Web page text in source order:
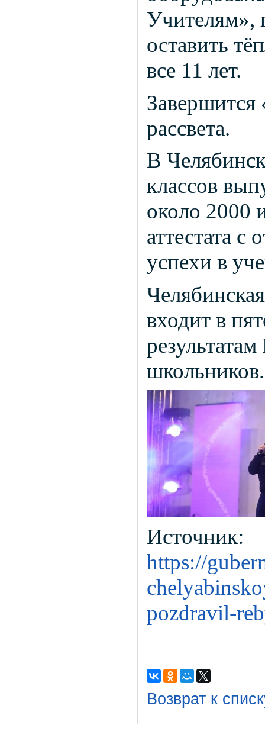
Учителям»,
оставить
все 11 лет.
рассвета.
В
классов
около 2000
аттестата
успехи в
входит в
школьников.
Источник:
https://
pozdravil-
Возврат к